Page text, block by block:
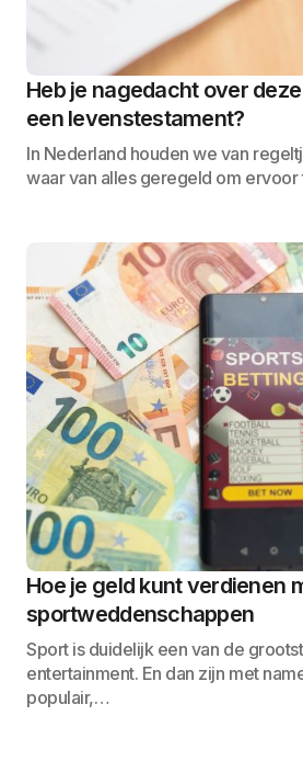
Heb je nagedacht over
een levenstestament?
In Nederland houden we van
waar van alles geregeld om
Hoe je geld kunt verdienen
sportweddenschappen
Sport is duidelijk een van de
entertainment. En dan zijn met
populair,…